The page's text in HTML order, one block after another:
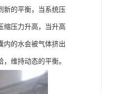
新的平衡，当系统压
缩压力升高，当升高
内的水会被气体挤出
维持动态的平衡。